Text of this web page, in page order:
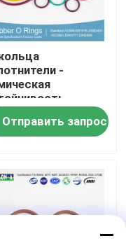
-
-20 до
Высокая
Отправить запрос